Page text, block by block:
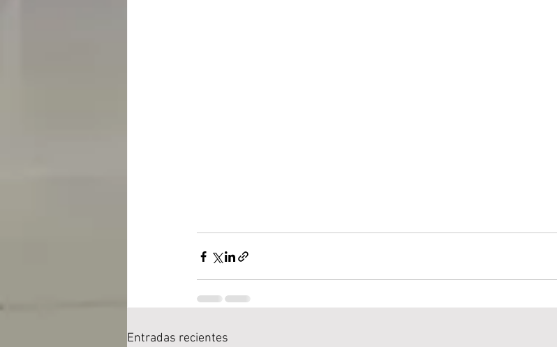
Entradas recientes